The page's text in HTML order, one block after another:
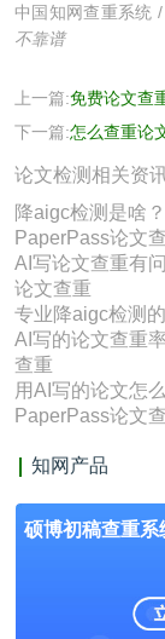
中国知网查重系统
不靠谱
上一篇:免费论文查
下一篇:怎么查重论
论文检测相关资
降aigc检测是啥
PaperPass论文
AI写论文查重有
论文查重
专业降aigc检测
AI写的论文查重
查重
用AI写的论文怎
PaperPass论文
知网产品
硕博初稿查重系